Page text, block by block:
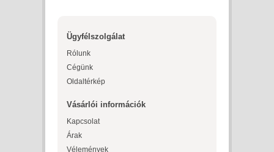
Ügyfélszolgálat
Rólunk
Cégünk
Oldaltérkép
Vásárlói információk
Kapcsolat
Árak
Vélemények